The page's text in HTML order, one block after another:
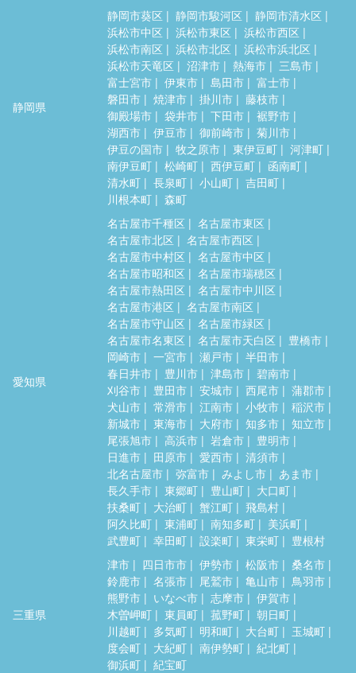
静岡県
静岡市葵区 静岡市駿河区
静岡市清水区
浜松市中区
浜松市東区
浜松市西区
浜松市南区
浜松市北区
浜松市浜北区
浜松市天竜区
沼津市 熱海市
三島市
富士宮市
伊東市 島田市
富士市
磐田市
焼津市 掛川市
藤枝市
御殿場市
袋井市 下田市
裾野市
湖西市
伊豆市 御前崎市
菊川市
伊豆の国市
牧之原市 東伊豆町
河津町
南伊豆町
松崎町 西伊豆町
函南町
清水町
長泉町 小山町
吉田町
川根本町
森町
愛知県
名古屋市千種区
名古屋市東区
名古屋市北区
名古屋市西区
名古屋市中村区
名古屋市中区
名古屋市昭和区
名古屋市瑞穂区
名古屋市熱田区
名古屋市中川区
名古屋市港区
名古屋市南区
名古屋市守山区
名古屋市緑区
名古屋市名東区
名古屋市天白区
豊橋市
岡崎市
一宮市 瀬戸市
半田市
春日井市
豊川市 津島市
碧南市
刈谷市
豊田市 安城市 西尾市
蒲郡市
犬山市
常滑市 江南市 小牧市
稲沢市
新城市
東海市 大府市 知多市
知立市
尾張旭市
高浜市 岩倉市
豊明市
日進市
田原市 愛西市
清須市
北名古屋市
弥富市 みよし市
あま市
長久手市
東郷町 豊山町
大口町
扶桑町
大治町 蟹江町
飛島村
阿久比町
東浦町 南知多町
美浜町
武豊町
幸田町 設楽町 東栄町 豊根村
三重県
津市 四日市市 伊勢市 松阪市
桑名市
鈴鹿市
名張市 尾鷲市 亀山市
鳥羽市
熊野市
いなべ市 志摩市
伊賀市
木曽岬町
東員町 菰野町
朝日町
川越町
多気町 明和町 大台町
玉城町
度会町
大紀町 南伊勢町
紀北町
御浜町
紀宝町